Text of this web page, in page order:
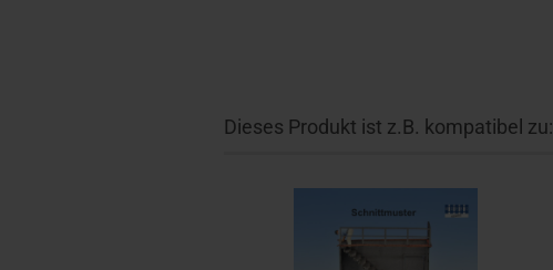
Dieses Produkt ist z.B. kompatibel zu: